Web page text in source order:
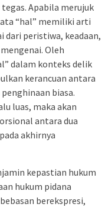
Apabila merujuk
“hal” memiliki arti
dari peristiwa, keadaan,
Oleh
dalam konteks delik
kerancuan antara
biasa.
luas, maka akan
antara dua
akhirnya
kepastian hukum
hukum pidana
berekspresi,